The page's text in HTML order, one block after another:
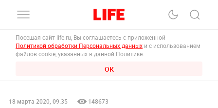
Посещая сайт life.ru, Вы соглашаетесь с приложенной
Политикой обработки Персональных данных и с использованием
файлов cookie, указанных в данной Политике.
ОК
18 марта 2020, 09:35 148673